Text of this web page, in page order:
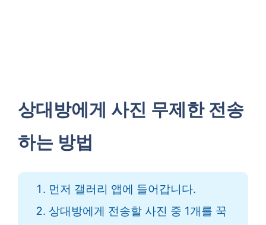
상대방에게 사진 무제한 전송
하는 방법
먼저 갤러리 앱에 들어갑니다.
상대방에게 전송할 사진 중 1개를 꾹